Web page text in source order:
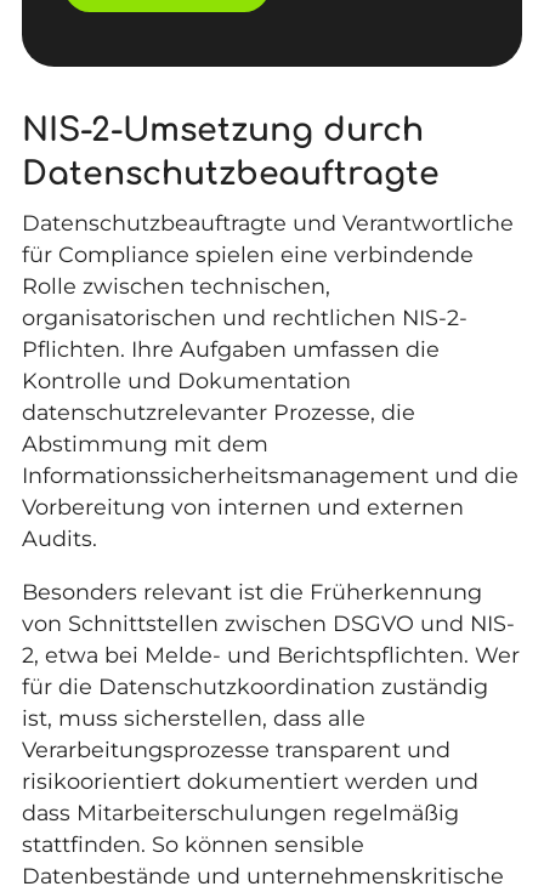
NIS-2-Umsetzung durch
Datenschutzbeauftragte
Datenschutzbeauftragte und Verantwortliche
für Compliance spielen eine verbindende
Rolle zwischen technischen,
organisatorischen und rechtlichen NIS-2-
Pflichten. Ihre Aufgaben umfassen die
Kontrolle und Dokumentation
datenschutzrelevanter Prozesse, die
Abstimmung mit dem
Informationssicherheitsmanagement und die
Vorbereitung von internen und externen
Audits.
Besonders relevant ist die Früherkennung
von Schnittstellen zwischen DSGVO und NIS-
2, etwa bei Melde- und Berichtspflichten. Wer
für die Datenschutzkoordination zuständig
ist, muss sicherstellen, dass alle
Verarbeitungsprozesse transparent und
risikoorientiert dokumentiert werden und
dass Mitarbeiterschulungen regelmäßig
stattfinden. So können sensible
Datenbestände und unternehmenskritische